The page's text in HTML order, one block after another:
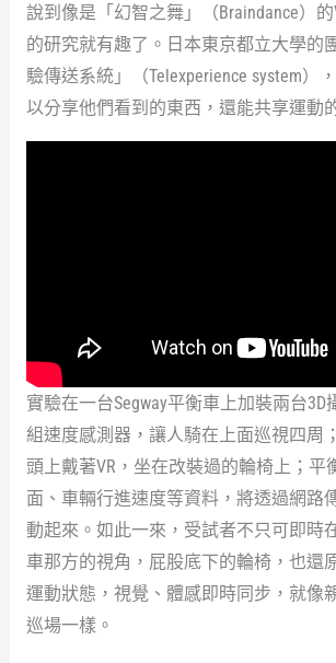
說到像是「幻智之舞」（Braindance）
的研究就有趣了。日本東京都立大學的
驗傳送系統」（Telexperience system）
以分享他們看到的東西，還能共享運動
實驗在一台Segway平衡車上加裝兩台3D
組速度感測器，讓人騎在上面巡視四周
頭上戴著VR，坐在改裝過的輪椅上；平
面、車輛行進速度等資料，將透過網路
動起來。如此一來，受試者不只可即時
車那方的視角，屁股底下的輪椅，也還
運動狀態，視覺、體感即時同步，就像
巡場一樣。